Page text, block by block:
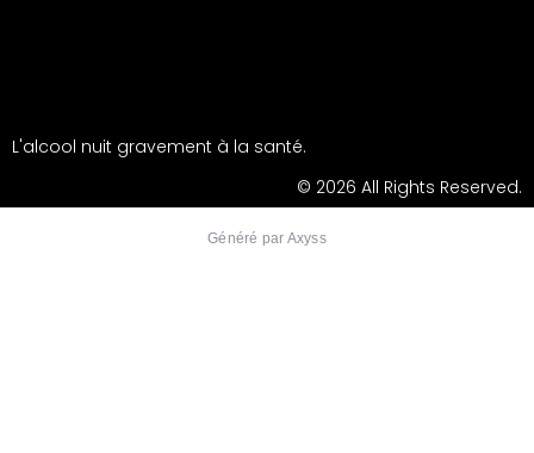
L'alcool nuit gravement à la santé.
© 2026 All Rights Reserved.
Généré par Axyss